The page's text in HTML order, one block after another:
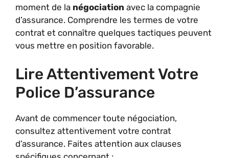
moment de la négociation avec la compagnie
d’assurance. Comprendre les termes de votre
contrat et connaître quelques tactiques peuvent
vous mettre en position favorable.
Lire Attentivement Votre
Police D’assurance
Avant de commencer toute négociation,
consultez attentivement votre contrat
d’assurance. Faites attention aux clauses